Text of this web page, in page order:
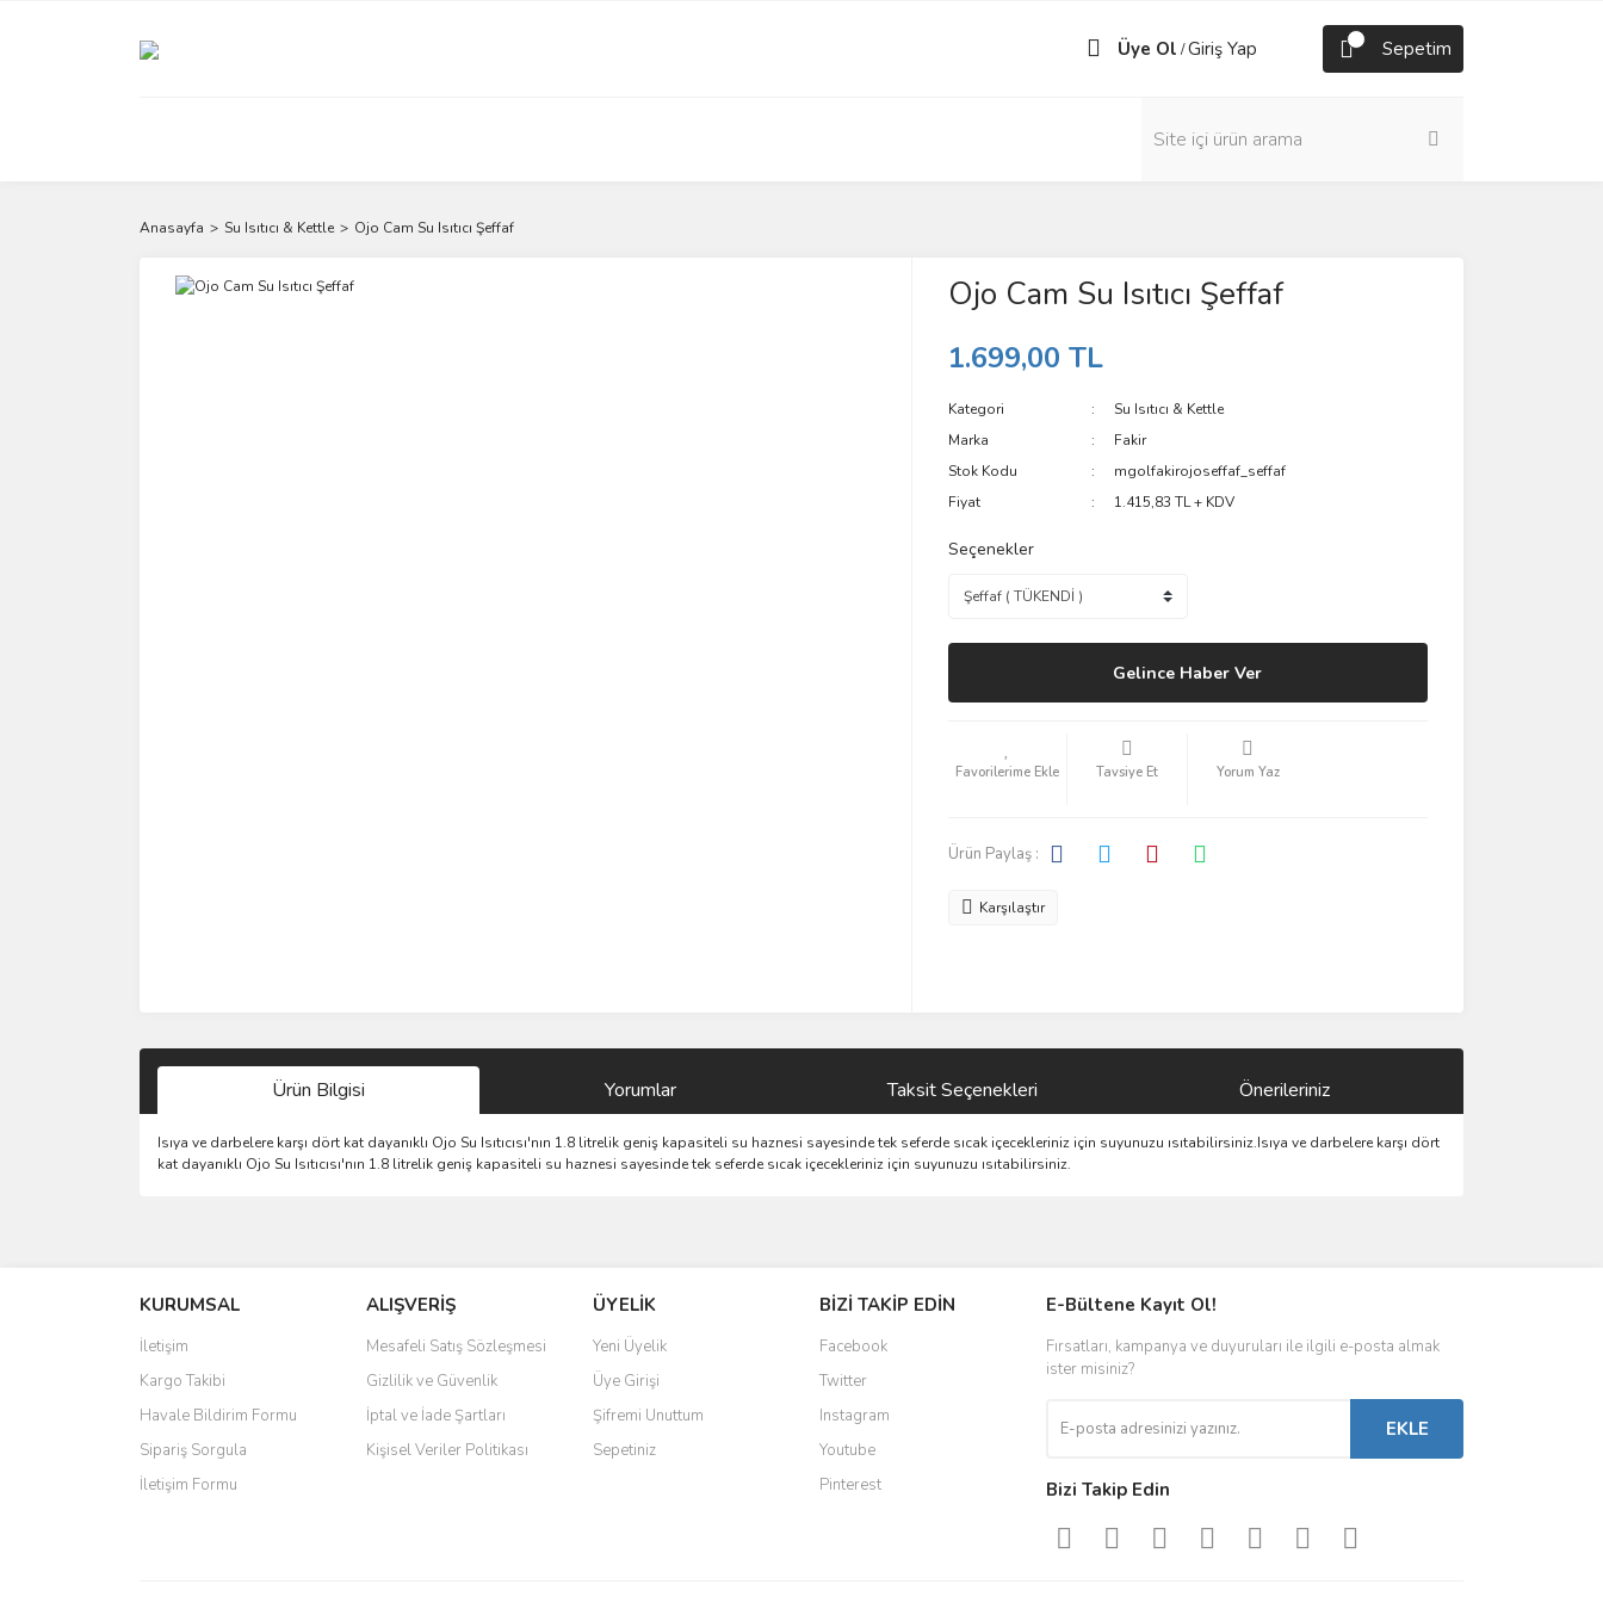
Üye Ol /Giriş Yap Sepetim
Anasayfa Su Isıtıcı & Kettle Ojo Cam Su Isıtıcı Şeffaf
Ojo Cam Su Isıtıcı Şeffaf
1.699,00 TL
Kategori
Su Isıtıcı & Kettle
Marka
Fakir
Stok Kodu
mgolfakirojoseffaf_seffaf
Fiyat
1.415,83 TL + KDV
Seçenekler
Gelince Haber Ver
Tavsiye Et Yorum Yaz
Ürün Paylaş :
Karşılaştır
Ürün Bilgisi Yorumlar Taksit Seçenekleri Önerileriniz
Isıya ve darbelere karşı dört kat dayanıklı Ojo Su Isıtıcısı'nın 1.8 litrelik geniş kapasiteli su haznesi sayesinde tek seferde sıcak içecekleriniz için suyunuzu ısıtabilirsiniz.Isıya ve darbelere karşı dört
kat dayanıklı Ojo Su Isıtıcısı'nın 1.8 litrelik geniş kapasiteli su haznesi sayesinde tek seferde sıcak içecekleriniz için suyunuzu ısıtabilirsiniz.
Ürün resmi kalitesiz, bozuk veya görüntülenemiyor.
Ürün açıklamasında eksik bilgiler bulunuyor.
Ürün bilgilerinde hatalar bulunuyor.
Ürün fiyatı diğer sitelerden daha pahalı.
Bu ürüne benzer farklı alternatifler olmalı.
KURUMSAL
İletişim
Kargo Takibi
Havale Bildirim Formu
Sipariş Sorgula
İletişim Formu
ALIŞVERİŞ
Mesafeli Satış Sözleşmesi
Gizlilik ve Güvenlik
İptal ve İade Şartları
Kişisel Veriler Politikası
ÜYELİK
Yeni Üyelik
Üye Girişi
Şifremi Unuttum
Sepetiniz
BİZİ TAKİP EDİN
Facebook
Twitter
Instagram
Youtube
Pinterest
E-Bültene Kayıt Ol!
Fırsatları, kampanya ve duyuruları ile ilgili e-posta almak
ister misiniz?
EKLE
Bizi Takip Edin